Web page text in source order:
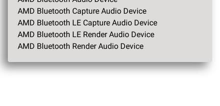
AMD Bluetooth Capture Audio Device
AMD Bluetooth LE Capture Audio Device
AMD Bluetooth LE Render Audio Device
AMD Bluetooth Render Audio Device